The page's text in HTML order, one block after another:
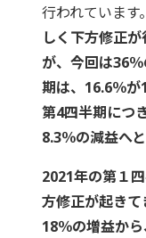
行われています。
しく下方修正
が、今回は36
期は、16.6％が
第4四半期につ
8.3％の減益へ
2021年の第１
方修正が起き
18％の増益か